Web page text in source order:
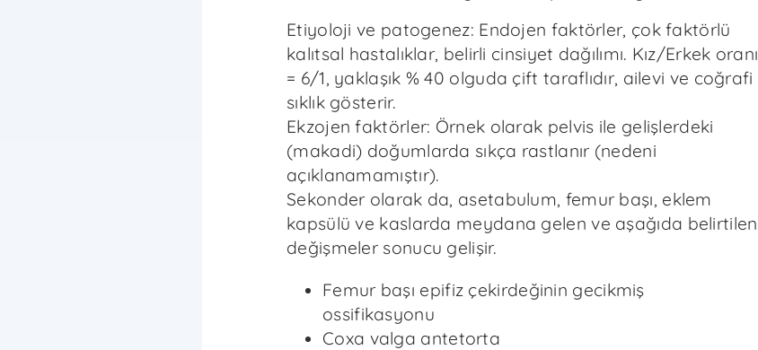
Etiyoloji ve patogenez: Endojen faktörler, çok faktörlü
kalıtsal hastalıklar, belirli cinsiyet dağılımı. Kız/Erkek oranı
= 6/1, yaklaşık % 40 olguda çift taraflıdır, ailevi ve coğrafi
sıklık gösterir.
Ekzojen faktörler: Örnek olarak pelvis ile gelişlerdeki
(makadi) doğumlarda sıkça rastlanır (nedeni
açıklanamamıştır).
Sekonder olarak da, asetabulum, femur başı, eklem
kapsülü ve kaslarda meydana gelen ve aşağıda belirtilen
değişmeler sonucu gelişir.
Femur başı epifiz çekirdeğinin gecikmiş
ossifikasyonu
Coxa valga antetorta